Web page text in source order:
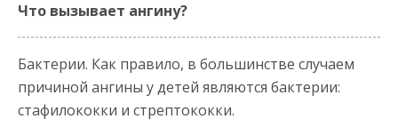
Что вызывает ангину?
Бактерии. Как правило, в большинстве случаем
причиной ангины у детей являются бактерии:
стафилококки и стрептококки.